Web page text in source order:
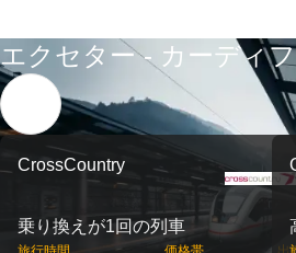
エクセター - カーディ
CrossCountry
乗り換えが1回の列車